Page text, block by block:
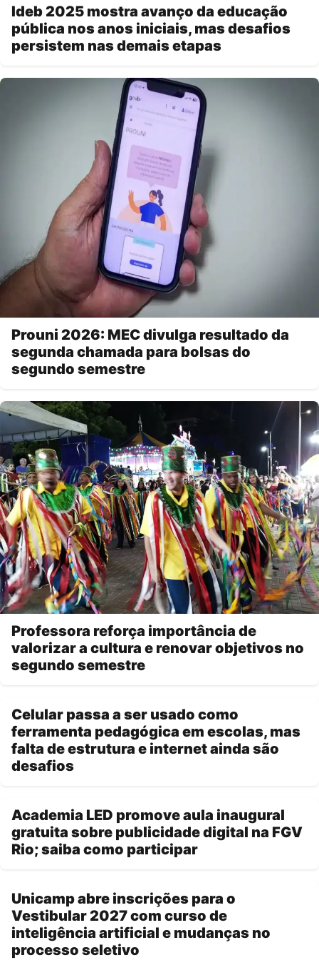
Ideb 2025 mostra avanço da educação
pública nos anos iniciais, mas desafios
persistem nas demais etapas
Prouni 2026: MEC divulga resultado da
segunda chamada para bolsas do
segundo semestre
Professora reforça importância de
valorizar a cultura e renovar objetivos no
segundo semestre
Celular passa a ser usado como
ferramenta pedagógica em escolas, mas
falta de estrutura e internet ainda são
desafios
Academia LED promove aula inaugural
gratuita sobre publicidade digital na FGV
Rio; saiba como participar
Unicamp abre inscrições para o
Vestibular 2027 com curso de
inteligência artificial e mudanças no
processo seletivo